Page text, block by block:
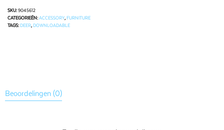
SKU:9045612
CATEGORIEËN:ACCESSORY,FURNITURE
TAGS:DEER,DOWNLOADABLE
Beoordelingen (0)